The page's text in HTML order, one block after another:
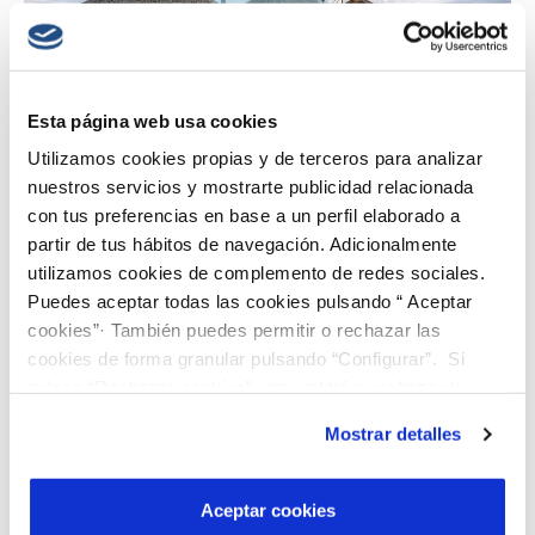
Esta página web usa cookies
Utilizamos cookies propias y de terceros para analizar
nuestros servicios y mostrarte publicidad relacionada
con tus preferencias en base a un perfil elaborado a
partir de tus hábitos de navegación. Adicionalmente
utilizamos cookies de complemento de redes sociales.
Puedes aceptar todas las cookies pulsando “ Aceptar
cookies”· También puedes permitir o rechazar las
cookies de forma granular pulsando “Configurar”. Si
son indispensables para que el sitio web funcione y que
por tanto no se pueden desactivar. Puedes consultar
más información en nuestraPolítica de Cookies
Mostrar detalles
Aceptar cookies
Huella Hídrica y Huella de Agua, indicadores para una
minería sostenible
El agua juega un papel crucial en la mayoría de las operaciones de la
minería industrial moderna, desde la extracción y obtención del